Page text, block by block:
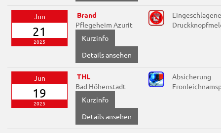
Jun
21
2025
Brand
Pflegeheim Azurit
Details ansehen
Jun
19
2025
THL
Bad Höhenstadt
Details ansehen
Absicherung